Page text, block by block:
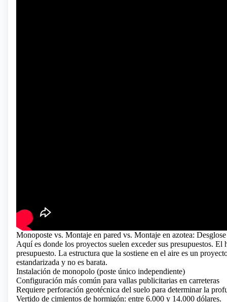
Monoposte vs. Montaje en pared vs. Montaje en azotea:
Aquí es donde los proyectos suelen exceder sus presupuestos. El
presupuesto. La estructura que la sostiene en el aire es un
estandarizada y no es barata.
Instalación de monopolo (poste único independiente)
Configuración más común para vallas publicitarias en carreteras
Requiere perforación geotécnica del suelo para determinar la
Vertido de cimientos de hormigón: entre 6.000 y 14.000 dólares.